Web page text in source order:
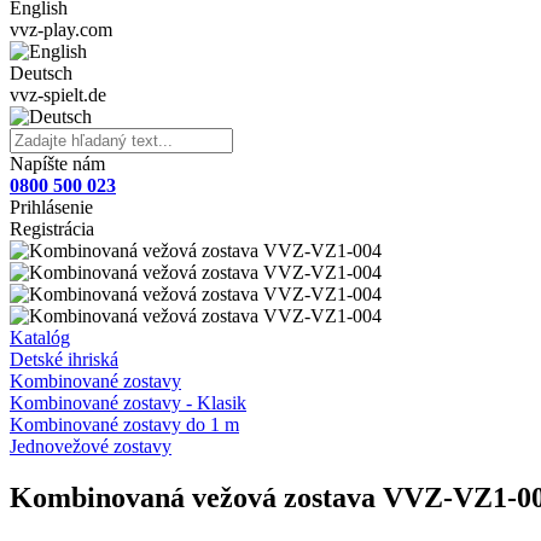
English
vvz-play.com
Deutsch
vvz-spielt.de
Napíšte nám
0800 500 023
Prihlásenie
Registrácia
Katalóg
Detské ihriská
Kombinované zostavy
Kombinované zostavy - Klasik
Kombinované zostavy do 1 m
Jednovežové zostavy
Kombinovaná vežová zostava VVZ-VZ1-